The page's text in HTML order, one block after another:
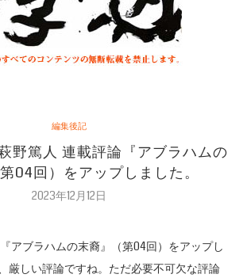
編集後記
萩野篤人 連載評論『アブラハムの
04回）をアップしました。
2023年12月12日
アブラハムの末裔』（第04回）をアップし
厳しい評論ですね。ただ必要不可欠な評論